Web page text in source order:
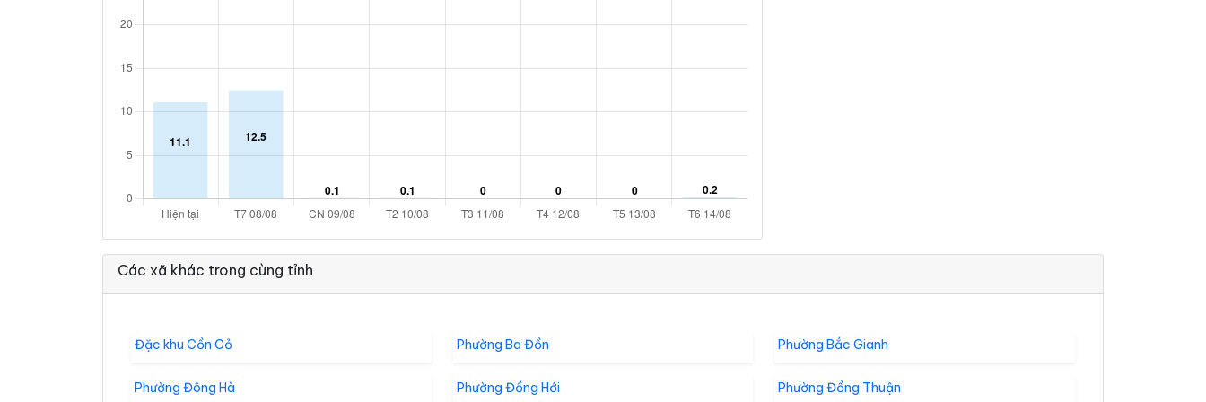
Các xã khác trong cùng tỉnh
Đặc khu Cồn Cỏ Phường Ba Đồn Phường Bắc Gianh
Phường Đông Hà Phường Đồng Hới Phường Đồng Thuận